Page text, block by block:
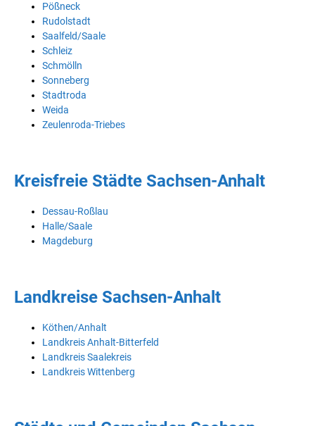
Pößneck
Rudolstadt
Saalfeld/Saale
Schleiz
Schmölln
Sonneberg
Stadtroda
Weida
Zeulenroda-Triebes
Kreisfreie Städte Sachsen-Anhalt
Dessau-Roßlau
Halle/Saale
Magdeburg
Landkreise Sachsen-Anhalt
Köthen/Anhalt
Landkreis Anhalt-Bitterfeld
Landkreis Saalekreis
Landkreis Wittenberg